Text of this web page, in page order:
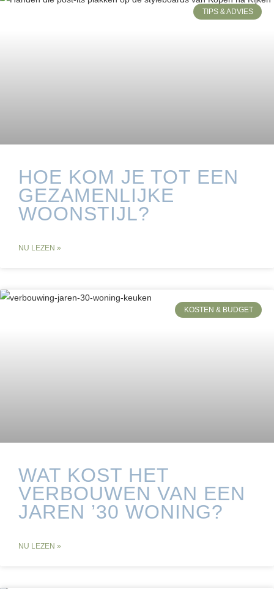
TIPS & ADVIES
HOE KOM JE TOT EEN
GEZAMENLIJKE
WOONSTIJL?
NU LEZEN »
KOSTEN & BUDGET
WAT KOST HET
VERBOUWEN VAN EEN
JAREN ’30 WONING?
NU LEZEN »